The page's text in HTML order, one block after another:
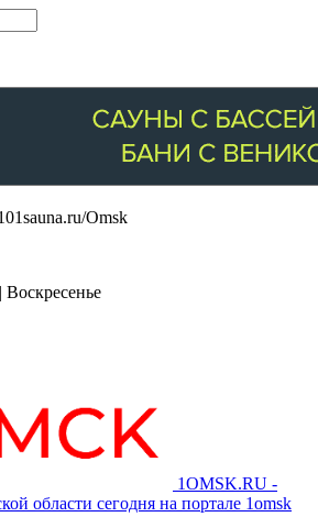
Omsk
Воскресенье
1OMSK.RU -
области сегодня на портале 1omsk